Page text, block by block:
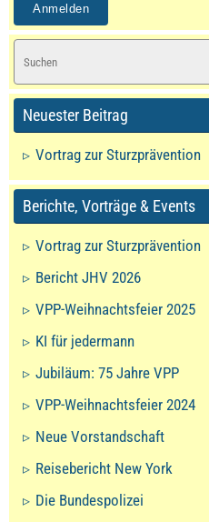
Neuester Beitrag
Vortrag zur Sturzprävention
Berichte, Vorträge & Events
Vortrag zur Sturzprävention
Bericht JHV 2026
VPP-Weihnachtsfeier 2025
KI für jedermann
Jubiläum: 75 Jahre VPP
VPP-Weihnachtsfeier 2024
Neue Vorstandschaft
Reisebericht New York
Die Bundespolizei